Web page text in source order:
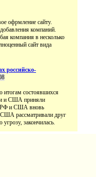
офрмление сайту.
компаний.
компания в несколько
сайт вида
российско-
состоявшихся
и США приняли
РФ и США вновь
США рассматривали друг
угрозу, закончилась.